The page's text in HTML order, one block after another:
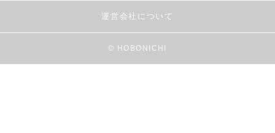
運営会社について
© HOBONICHI